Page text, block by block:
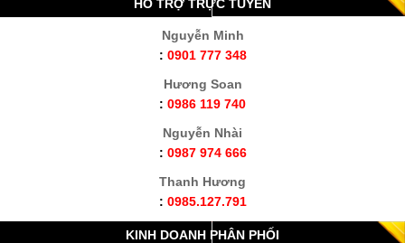
HỖ TRỢ TRỰC TUYẾN
Nguyễn Minh
: 0901 777 348
Hương Soan
: 0986 119 740
Nguyễn Nhài
: 0987 974 666
Thanh Hương
: 0985.127.791
KINH DOANH PHÂN PHỐI